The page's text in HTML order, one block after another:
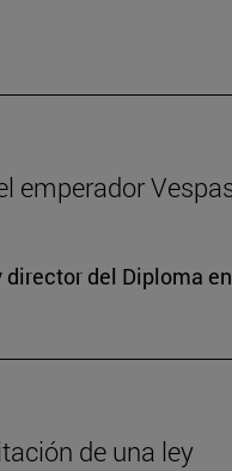
emperador
del Diploma
de una ley